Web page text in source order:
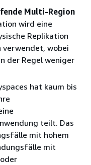
Multi-Region
wird eine
Replikation
verwendet, wobei
der Regel weniger
hat kaum bis
teilt. Das
mit hohem
mit